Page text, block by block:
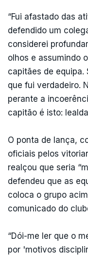
“Fui afastado das
defendido um
considerei
olhos e assumindo
capitães de equipa.
que fui verdadeiro.
perante a
capitão é isto:
O ponta de lança,
oficiais pelos
realçou que seria
defendeu que as
coloca o grupo
comunicado do
“Dói-me ler que o
por 'motivos